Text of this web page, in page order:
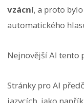
vzácní, a proto
automatického
Nejnovější AI tento
Stránky pro AI